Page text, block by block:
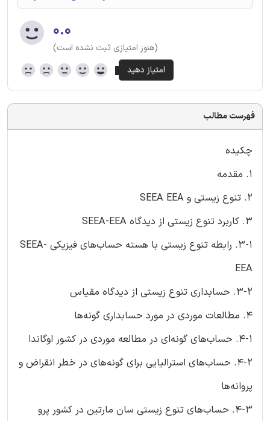
۰.۰
(هنوز امتیازی ثبت نشده است)
فهرست مطالب
چکیده
1. مقدمه
2. تنوع زیستی و SEEA EEA
3. کاربرد تنوع زیستی از دیدگاه SEEA-EEA
3-1. رابطه تنوع زیستی با هسته حساب‌های فیزیکی SEEA-
EEA
3-2. حسابداری تنوع زیستی از دیدگاه مقیاس
4. مطالعات موردی در مورد حسابداری گونه‌ها
4-1. حساب‌های گونه‌ای در مطالعه موردی در کشور اوگاندا
4-2. حساب‌های استرالیایی برای گونه‌های در خطر انقراض و
پروانه‌ها
4-3. حساب‌های تنوع زیستی سان مارتین در کشور پرو